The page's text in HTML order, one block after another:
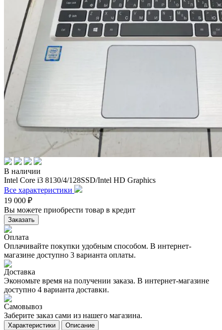
В наличии
Intel Core i3 8130/4/128SSD/Intel HD Graphics
Все характеристики
19 000 ₽
Вы можете приобрести товар в кредит
Заказать
Оплата
Оплачивайте покупки удобным способом. В интернет-
магазине доступно 3 варианта оплаты.
Доставка
Экономьте время на получении заказа. В интернет-магазине
доступно 4 варианта доставки.
Самовывоз
Заберите заказ сами из нашего магазина.
Характеристики Описание